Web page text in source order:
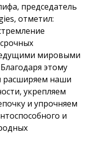
председатель
отметил:
мировыми
этому
расширяем наши
укрепляем
и упрочняем
и